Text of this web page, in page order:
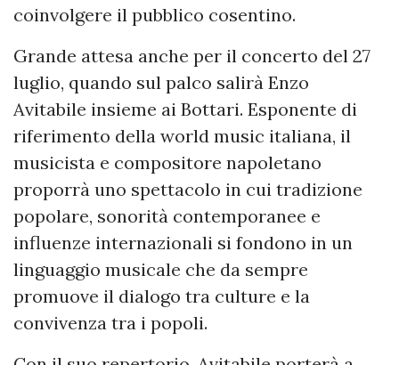
coinvolgere il pubblico cosentino.
Grande attesa anche per il concerto del 27
luglio, quando sul palco salirà Enzo
Avitabile insieme ai Bottari. Esponente di
riferimento della world music italiana, il
musicista e compositore napoletano
proporrà uno spettacolo in cui tradizione
popolare, sonorità contemporanee e
influenze internazionali si fondono in un
linguaggio musicale che da sempre
promuove il dialogo tra culture e la
convivenza tra i popoli.